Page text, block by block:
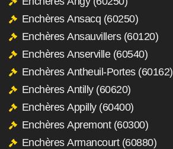
Enchères Ansacq (60250)
Enchères Ansauvillers (60120)
Enchères Anserville (60540)
Enchères Antheuil-Portes (60162)
Enchères Antilly (60620)
Enchères Appilly (60400)
Enchères Apremont (60300)
Enchères Armancourt (60880)